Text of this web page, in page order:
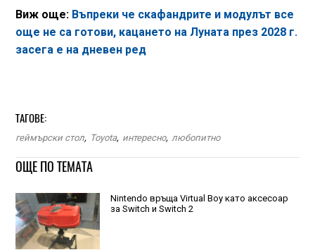
Виж още: Въпреки че скафандрите и модулът все
още не са готови, кацането на Луната през 2028 г.
засега е на дневен ред
ТАГОВЕ:
геймърски стол, Toyota, интересно, любопитно
ОЩЕ ПО ТЕМАТА
Nintendo връща Virtual Boy като аксесоар
за Switch и Switch 2